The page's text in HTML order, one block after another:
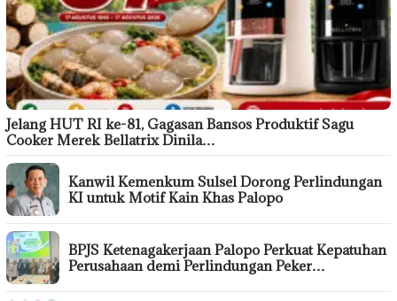
Jelang HUT RI ke-81, Gagasan Bansos Produktif Sagu
Cooker Merek Bellatrix Dinila…
Kanwil Kemenkum Sulsel Dorong Perlindungan
KI untuk Motif Kain Khas Palopo
BPJS Ketenagakerjaan Palopo Perkuat Kepatuhan
Perusahaan demi Perlindungan Peker…